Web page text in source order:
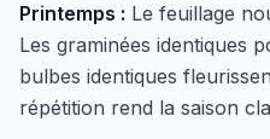
Printemps : Le feuillage
Les graminées identiques
bulbes identiques
répétition rend la saison